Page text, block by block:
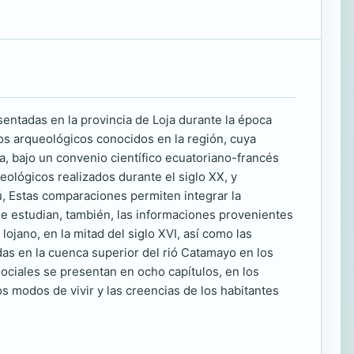
en la provincia de Loja durante la época
arqueológicos conocidos en la región, cuya
bajo un convenio científico ecuatoriano-francés
realizados durante el siglo XX, y
comparaciones permiten integrar la
estudian, también, las informaciones provenientes
en la mitad del siglo XVI, así como las
en la cuenca superior del rió Catamayo en los
se presentan en ocho capítulos, en los
modos de vivir y las creencias de los habitantes